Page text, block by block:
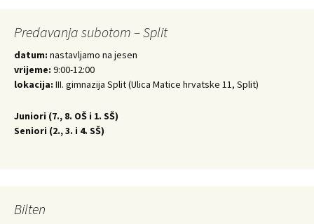
Predavanja subotom – Split
datum: nastavljamo na jesen
vrijeme: 9:00-12:00
lokacija: III. gimnazija Split (Ulica Matice hrvatske 11, Split)
Juniori (7., 8. OŠ i 1. SŠ)
Seniori (2., 3. i 4. SŠ)
Bilten